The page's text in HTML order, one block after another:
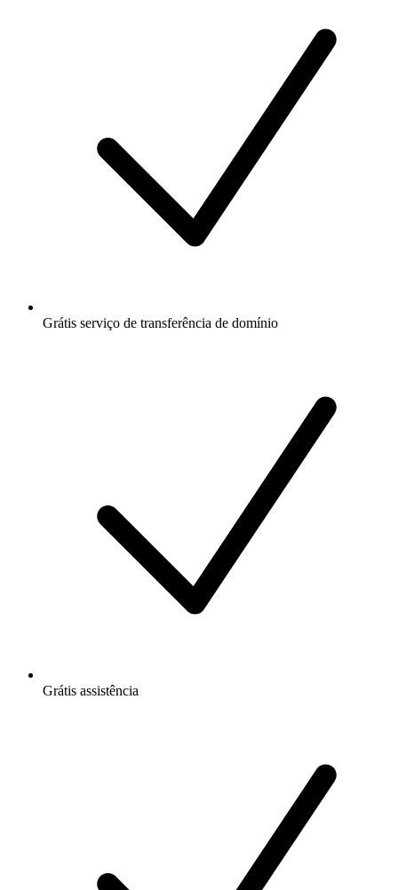
Grátis serviço de transferência de domínio
Grátis assistência